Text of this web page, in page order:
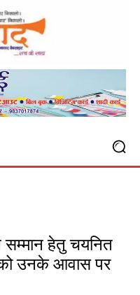
सम्मान हेतु चयनित
को उनके आवास पर